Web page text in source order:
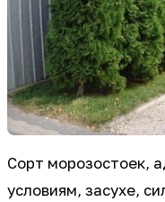
Сорт морозостоек,
условиям, засухе,